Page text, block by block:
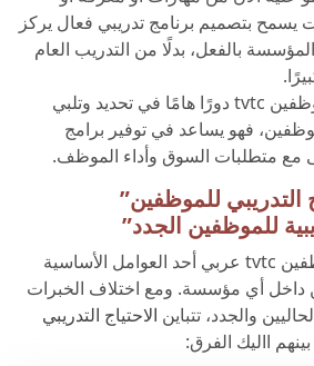
يسمح بتصميم برنامج تدريبي فعال يركز
بالفعل، بدلًا من التدريب العام
وتلعب نظام تدريب الموظفين tvtc دورًا هامًا في تحديد وتلبي
فهو يساعد في توفير برامج
مع متطلبات السوق وأداء الموظف.
التدريبي للموظفين”
للموظفين الجدد”
يعتبر نظام تدريب الموظفين tvtc عربي أحد العوامل الأساسية
داخل أي مؤسسة. ومع اختلاف الخبرات
والجدد، تتباين الاحتياج التدريبي
االيك الفرق: